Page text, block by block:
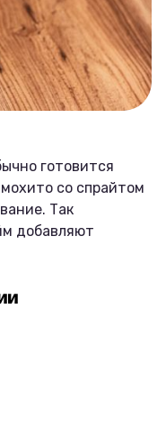
готовится
со спрайтом
Так
добавляют